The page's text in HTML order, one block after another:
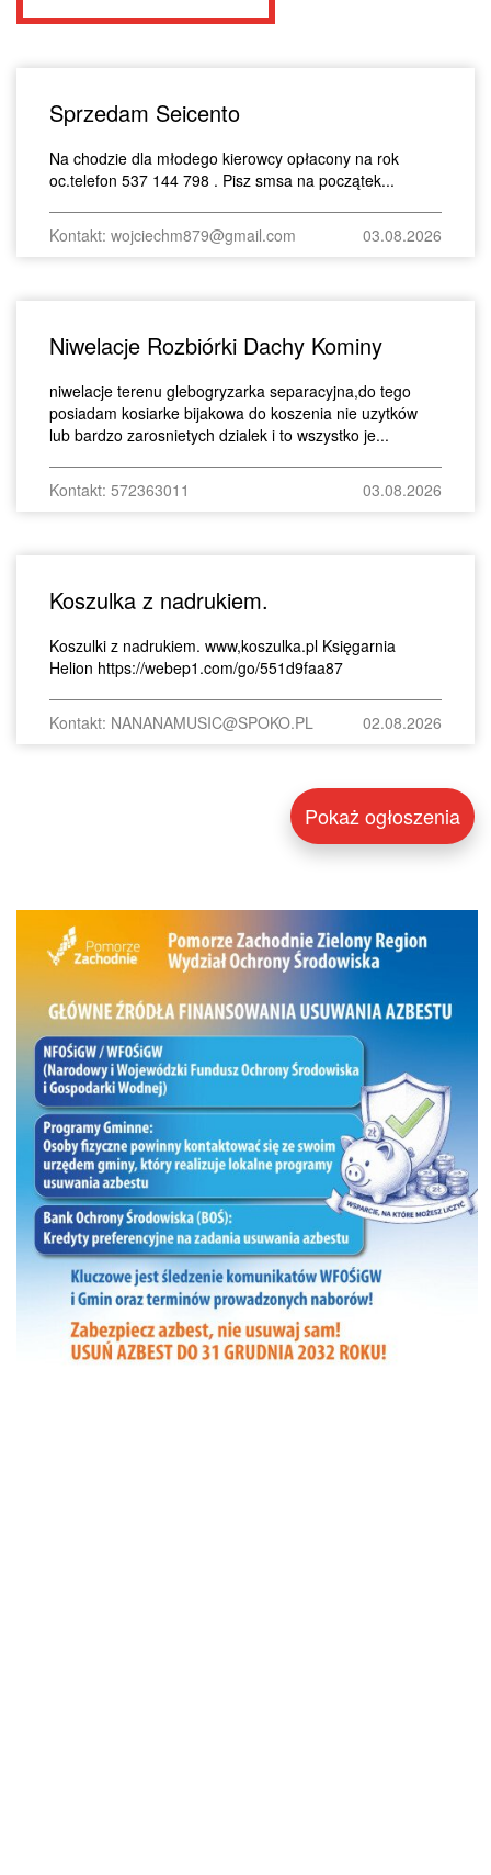
Sprzedam Seicento
Na chodzie dla młodego kierowcy opłacony na rok
oc.telefon 537 144 798 . Pisz smsa na początek...
Kontakt: wojciechm879@gmail.com 03.08.2026
Niwelacje Rozbiórki Dachy Kominy
niwelacje terenu glebogryzarka separacyjna,do tego
posiadam kosiarke bijakowa do koszenia nie uzytków
lub bardzo zarosnietych dzialek i to wszystko je...
Kontakt: 572363011 03.08.2026
Koszulka z nadrukiem.
Koszulki z nadrukiem. www,koszulka.pl Księgarnia
Helion https://webep1.com/go/551d9faa87
Kontakt: NANANAMUSIC@SPOKO.PL 02.08.2026
Pokaż ogłoszenia